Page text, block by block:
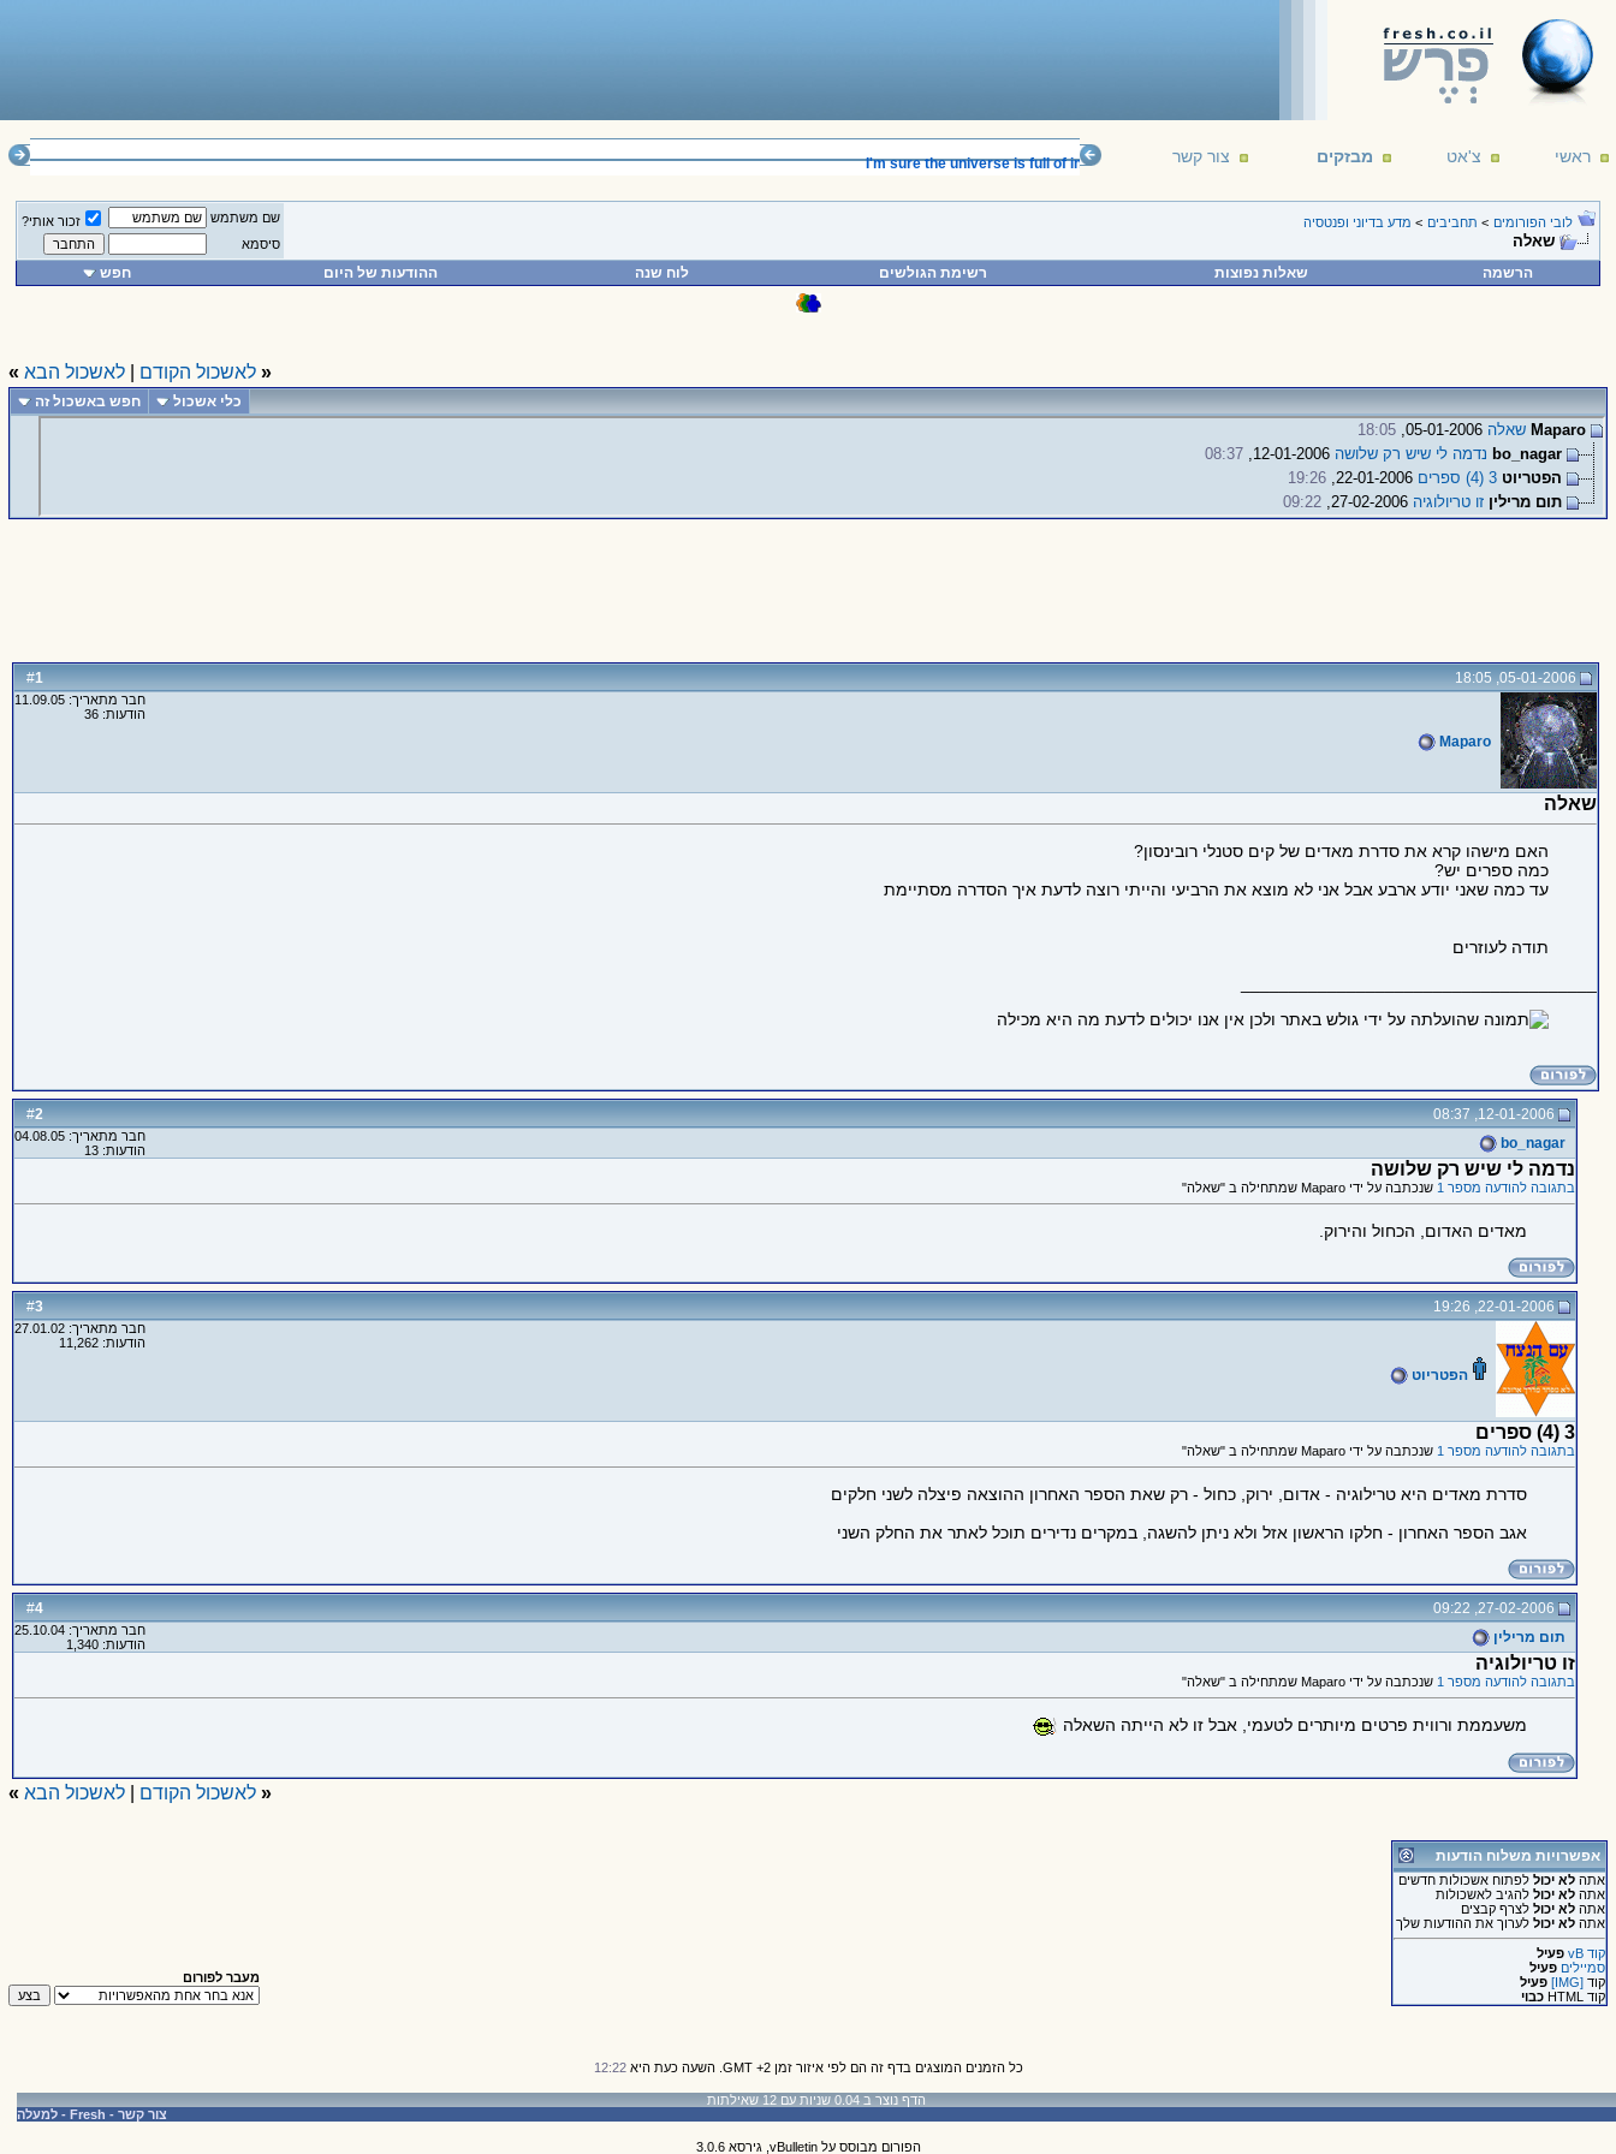
ראשי צ'אט מבזקים צור קשר
I'm sure the universe is full of intelligent life. It's just been too intelligent to come here. --- Arthur C. Clarke16/12/
____________________________________________________
לובי הפורומים > תחביבים > מדע בדיוני ופנטסיה
שאלה
שם משתמש
זכור אותי?
סיסמא
הרשמה שאלות נפוצות רשימת הגולשים לוח שנה ההודעות של היום חפש
« לאשכול הקודם לאשכול הבא »
כלי אשכול חפש באשכול זה
Maparo שאלה
18:05
bo_nagar נדמה לי שיש רק שלושה
08:37
הפטריוט 3 (4) ספרים
19:26
תום מרילין זו טריולוגיה 09:22
#
1 05-01-2006, 18:05
Maparo
חבר מתאריך: 11.09.05
הודעות: 36
שאלה
האם מישהו קרא את סדרת מאדים של קים סטנלי רובינסון?
כמה ספרים יש?
עד כמה שאני יודע ארבע אבל אני לא מוצא את הרביעי והייתי רוצה לדעת איך הסדרה מסתיימת
תודה לעוזרים
#
2
12-01-2006, 08:37
bo_nagar
חבר מתאריך: 04.08.05
הודעות: 13
נדמה לי שיש רק שלושה
בתגובה להודעה מספר 1 שנכתבה על ידי Maparo שמתחילה ב "שאלה"
מאדים האדום, הכחול והירוק.
#
3 22-01-2006, 19:26
הפטריוט
חבר מתאריך: 27.01.02
הודעות: 11,262
3 (4) ספרים
בתגובה להודעה מספר 1 שנכתבה על ידי Maparo שמתחילה ב "שאלה"
סדרת מאדים היא טרילוגיה - אדום, ירוק, כחול - רק שאת הספר האחרון ההוצאה פיצלה לשני חלקים
אגב הספר האחרון - חלקו הראשון אזל ולא ניתן להשגה, במקרים נדירים תוכל לאתר את החלק השני
#
4
27-02-2006, 09:22
תום מרילין
חבר מתאריך: 25.10.04
הודעות: 1,340
זו טריולוגיה
בתגובה להודעה מספר 1 שנכתבה על ידי Maparo שמתחילה ב "שאלה"
משעממת ורווית פרטים מיותרים לטעמי, אבל זו לא הייתה השאלה
« לאשכול הקודם |לאשכול הבא »
אפשרויות משלוח הודעות
אתה לא יכוללפתוח אשכולות חדשים
אתה לא יכוללהגיב לאשכולות
אתה לא יכוללצרף קבצים
אתה לא יכוללערוך את ההודעות שלך
קוד vB
פעיל
סמיילים פעיל
קוד [IMG]
פעיל
קוד HTML
כבוי
מעבר לפורום
כל הזמנים המוצגים בדף זה הם לפי איזור זמן GMT +2. השעה כעת היא 12:22
הדף נוצר ב 0.04 שניות עם 12 שאילתות
צור קשר -
Fresh
- למעלה
הפורום מבוסס על vBulletin, גירסא 3.0.6